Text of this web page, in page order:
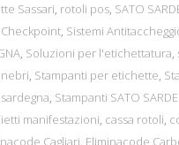
Sassari, rotoli pos, SATO
, Sistemi
, Soluzioni per l'etichettatura,
, Stampanti per etichette,
, Stampanti SATO
manifestazioni, cassa rotoli,
Cagliari, Eliminacode